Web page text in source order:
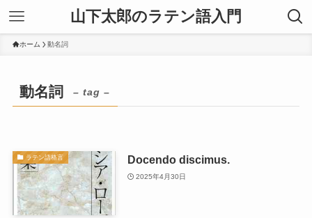
山下太郎のラテン語入門
ホーム 動名詞
動名詞 – tag –
ラテン語格言 Docendo discimus.
2025年4月30日